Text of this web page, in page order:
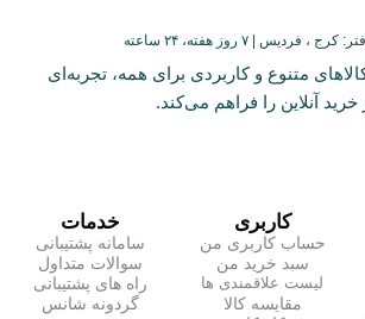
، فردیس | ۷ روز هفته، ۲۴ ساعته
متنوع و کاربردی برای همه، تجربه‌ای
آنلاین را فراهم می‌کند.
کاربری
حساب کاربری من
سبد خرید من
لیست علاقمندی ها
مقایسه کالا
خدمات
سامانه پشتیبانی
سوالات متداول
راه های پشتیبانی
گردونه شانس